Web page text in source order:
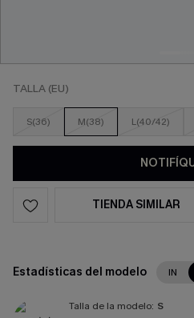
TALLA (EU)
S(36) M(38) L(40/42)
TIENDA SIMILAR
Estadísticas del modelo IN
Talla de la modelo: S